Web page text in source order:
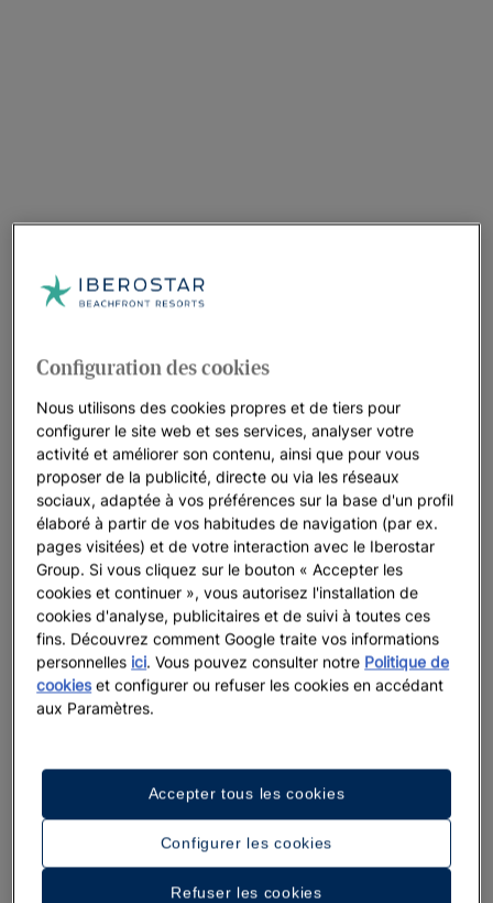
Une promenade dans l’hôtel
Configuration des cookies
Nous utilisons des cookies propres et de tiers pour
configurer le site web et ses services, analyser votre
activité et améliorer son contenu, ainsi que pour vous
proposer de la publicité, directe ou via les réseaux
sociaux, adaptée à vos préférences sur la base d'un profil
élaboré à partir de vos habitudes de navigation (par ex.
pages visitées) et de votre interaction avec le Iberostar
Group. Si vous cliquez sur le bouton « Accepter les
cookies et continuer », vous autorisez l'installation de
cookies d'analyse, publicitaires et de suivi à toutes ces
fins. Découvrez comment Google traite vos informations
personnelles ici. Vous pouvez consulter notre Politique de
cookies et configurer ou refuser les cookies en accédant
aux Paramètres.
Configurer les cookies
Refuser les cookies
Accepter tous les cookies